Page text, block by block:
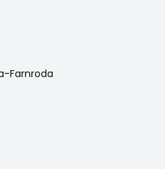
Farnroda